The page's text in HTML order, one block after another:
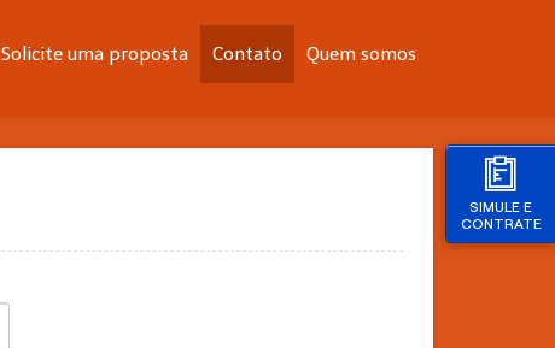
SIMULE E
CONTRATE
Solicite uma proposta Contato Quem somos